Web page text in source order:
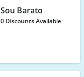
Sou Barato
0 Discounts Available